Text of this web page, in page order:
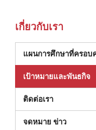
เกี่ยวกับเรา
แผนการศึกษาที่ครอบ
เป้าหมายและพันธกิจ
ติดต่อเรา
จดหมาย ข่าว